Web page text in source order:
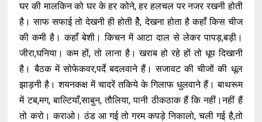
घर की मालकिन को घर के हर कोने, हर हलचल पर नजर रखनी होती
है। साफ सफाई तो देखनी ही होती हेै, देखना होता है कहाँ किस चीज
की कमी है। कहाँ बेशी। किचन में आटा दाल से लेकर पापड़,बड़ी।
जीरा,घनिया। कम हों, तो लाना है। खराब हो रहे हों तो धूप दिखानी
है। बैठक में सोफेकवर,पर्दे बदलवाने हैं। सजावट की चीजों की धूल
झाड़नी है। शयनकक्ष में चादरें तकिये के गिलाफ धुलवाने हैं। बाथरूम
में टब,मग, बाल्टियाँ,साबुन, तौलिया, पानी ठीकठाक हैं कि नहीं।नहीं हैं
तो करो। कराओ। ठंड आ गई तो गरम कपड़े निकालो, चली गई है,तो